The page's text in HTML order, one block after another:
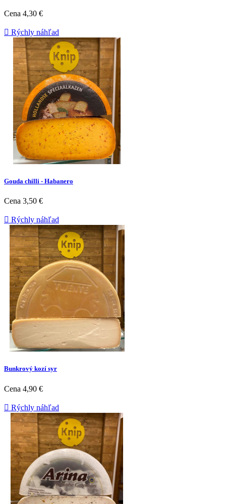
Cena 4,30 €
 Rýchly náhľad
Gouda chilli - Habanero
Cena 3,50 €
 Rýchly náhľad
Bunkrový kozí syr
Cena 4,90 €
 Rýchly náhľad